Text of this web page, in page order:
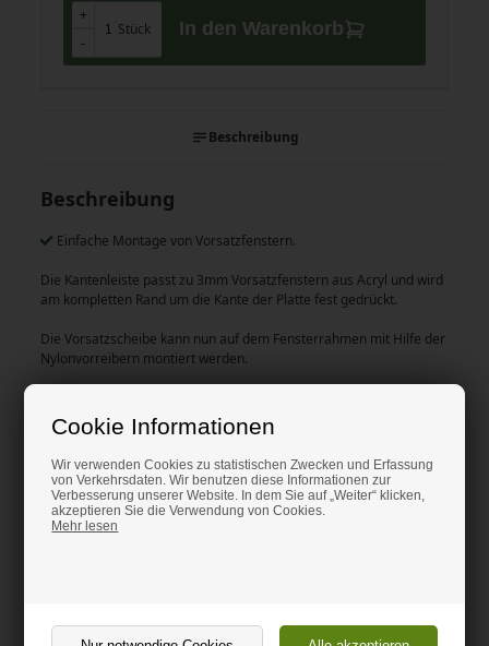
Cookie Informationen
Wir verwenden Cookies zu statistischen Zwecken und Erfassung
von Verkehrsdaten. Wir benutzen diese Informationen zur
Verbesserung unserer Website. In dem Sie auf „Weiter“ klicken,
akzeptieren Sie die Verwendung von Cookies.
Mehr lesen
+
-
Stück
+
-
In den Warenkorb
Beschreibung
Beschreibung
Einfache Montage von Vorsatzfenstern.
Die Kantenleiste passt zu 3mm Vorsatzfenstern aus Acryl und wird
am kompletten Rand um die Kante der Platte fest gedrückt.
Die Vorsatzscheibe kann nun auf dem Fensterrahmen mit Hilfe der
Nylonvorreibern montiert werden.
Zugehörige Produkte